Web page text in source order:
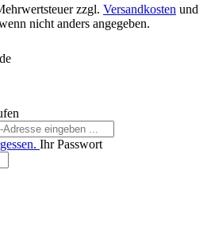
zzgl. Versandkosten und
nicht anders angegeben.
Ihr Passwort